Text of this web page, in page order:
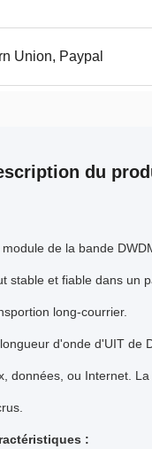
Union, Paypal
du
module de la bande
stable et fiable dans un
long-courrier.
d'onde d'UIT de
données, ou Internet.
: